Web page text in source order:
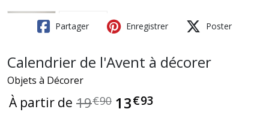
Partager Enregistrer Poster
Calendrier de l'Avent à décorer
Objets à Décorer
À partir de 19€90 13€93